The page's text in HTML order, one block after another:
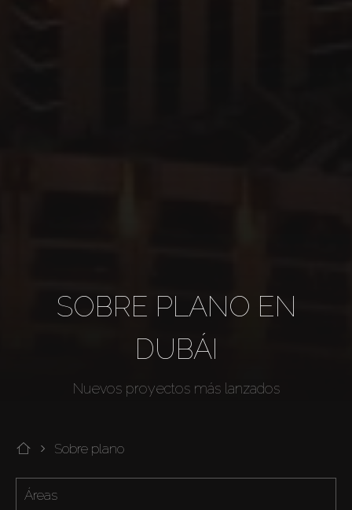
SOBRE PLANO EN
DUBÁI
Nuevos proyectos más lanzados
Sobre plano